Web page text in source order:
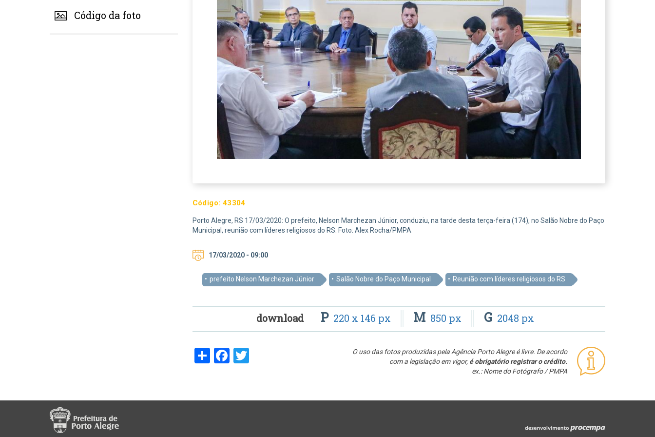
Código da foto
Código: 43304
Porto Alegre, RS 17/03/2020: O prefeito, Nelson Marchezan Júnior, conduziu, na tarde desta terça-feira (174), no Salão Nobre do Paço
Municipal, reunião com líderes religiosos do RS. Foto: Alex Rocha/PMPA
17/03/2020 - 09:00
prefeito Nelson Marchezan Júnior Salão Nobre do Paço Municipal Reunião com líderes religiosos do RS
download P 220 x 146 px M 850 px G 2048 px
O uso das fotos produzidas pela Agência Porto Alegre é livre. De acordo
com a legislação em vigor, é obrigatório registrar o crédito.
ex.: Nome do Fotógrafo / PMPA
ShareFacebook
Twitter